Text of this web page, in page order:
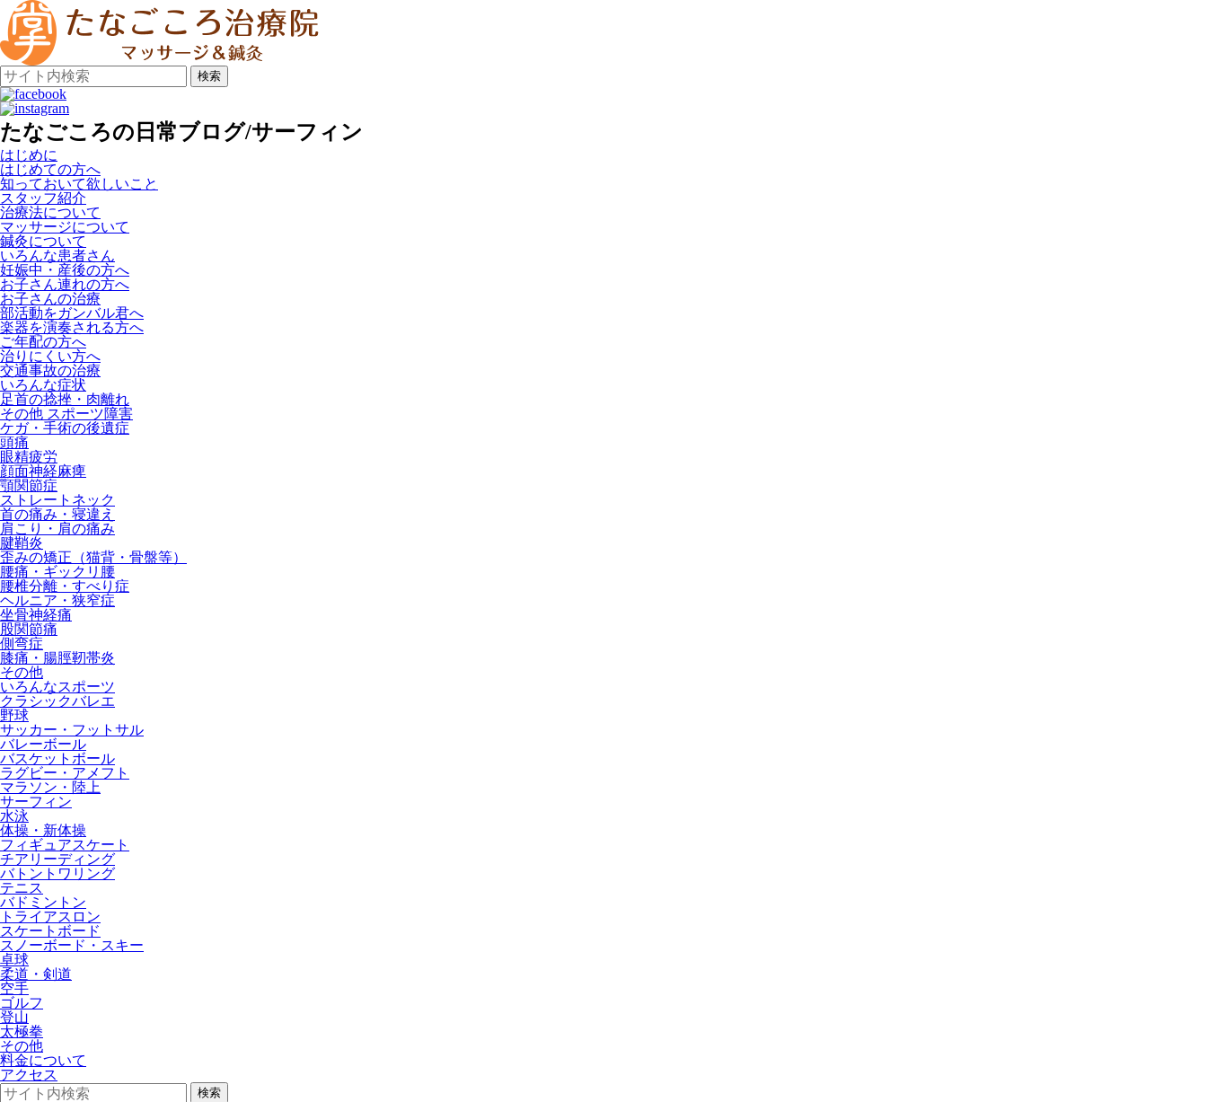
検索
たなごころの日常ブログ/サーフィン
はじめに
はじめての方へ
知っておいて欲しいこと
スタッフ紹介
治療法について
マッサージについて
鍼灸について
いろんな患者さん
妊娠中・産後の方へ
お子さん連れの方へ
お子さんの治療
部活動をガンバル君へ
楽器を演奏される方へ
ご年配の方へ
治りにくい方へ
交通事故の治療
いろんな症状
足首の捻挫・肉離れ
その他 スポーツ障害
ケガ・手術の後遺症
頭痛
眼精疲労
顔面神経麻痺
顎関節症
ストレートネック
首の痛み・寝違え
肩こり・肩の痛み
腱鞘炎
歪みの矯正（猫背・骨盤等）
腰痛・ギックリ腰
腰椎分離・すべり症
ヘルニア・狭窄症
坐骨神経痛
股関節痛
側弯症
膝痛・腸脛靭帯炎
その他
いろんなスポーツ
クラシックバレエ
野球
サッカー・フットサル
バレーボール
バスケットボール
ラグビー・アメフト
マラソン・陸上
サーフィン
水泳
体操・新体操
フィギュアスケート
チアリーディング
バトントワリング
テニス
バドミントン
トライアスロン
スケートボード
スノーボード・スキー
卓球
柔道・剣道
空手
ゴルフ
登山
太極拳
その他
料金について
アクセス
検索